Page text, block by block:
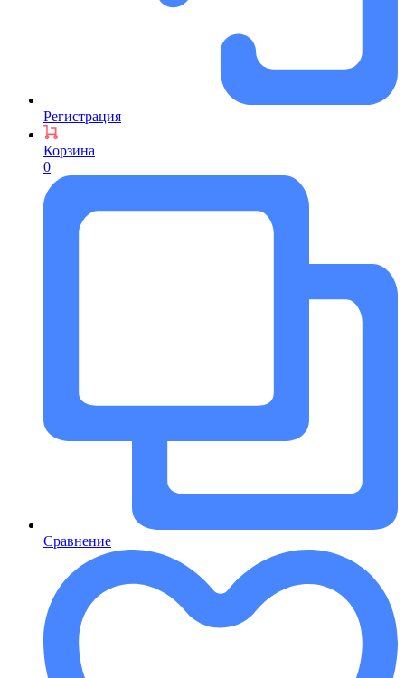
Регистрация
Корзина
0
Сравнение